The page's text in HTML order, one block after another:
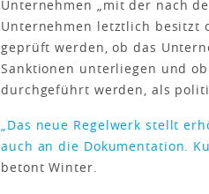
Unternehmen „mit der nach
Unternehmen letztlich besitzt
geprüft werden, ob das
Sanktionen unterliegen und
durchgeführt werden, als
„Das neue Regelwerk stellt
auch an die Dokumentation.
betont Winter.